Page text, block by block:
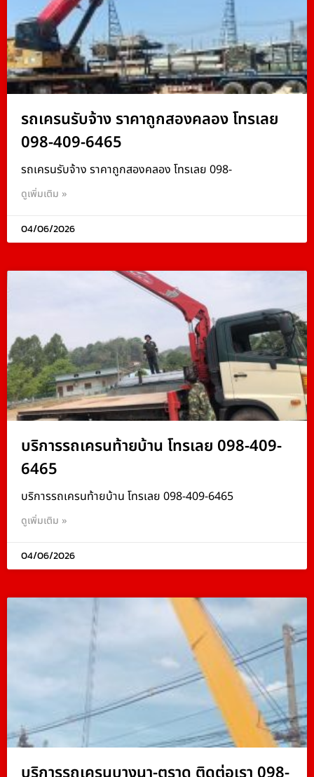
รถเครนรับจ้าง ราคาถูกสองคลอง โทรเลย
098-409-6465
รถเครนรับจ้าง ราคาถูกสองคลอง โทรเลย 098-
ดูเพิ่มเติม »
04/06/2026
บริการรถเครนท้ายบ้าน โทรเลย 098-409-
6465
บริการรถเครนท้ายบ้าน โทรเลย 098-409-6465
ดูเพิ่มเติม »
04/06/2026